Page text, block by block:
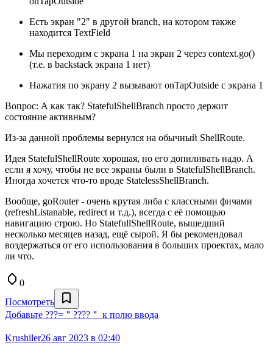
Есть экран "2" в другой branch, на котором также
находится TextField
Мы переходим с экрана 1 на экран 2 через context.go()
(т.е. в backstack экрана 1 нет)
Нажатия по экрану 2 вызывают onTapOutside с экрана 1
Вопрос: А как так? StatefulShellBranch просто держит
состояние активным?
Из-за данной проблемы вернулся на обычный ShellRoute.
Идея StatefulShellRoute хорошая, но его допиливать надо. А
если я хочу, чтобы не все экраны были в StatefulShellBranch.
Иногда хочется что-то вроде StatelessShellBranch.
Вообще, goRouter - очень крутая либа с классными фичами
(refreshListanable, redirect и т.д.), всегда с её помощью
навигацию строю. Но StatefullShellRoute, вышедший
несколько месяцев назад, ещё сырой. Я бы рекомендовал
воздержаться от его использования в больших проектах, мало
ли что.
0
Посмотреть
Добавьте ???=＂????＂ к полю ввода
Krushiler26 авг 2023 в 02:40